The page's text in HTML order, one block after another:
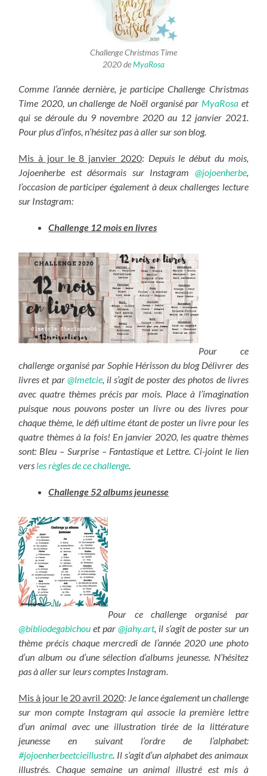
Challenge Christmas Time
2020 deMyaRosa
Comme l’année dernière, je participe Challenge Christmas
Time 2020, un challenge de Noël organisé par MyaRosaet
qui se déroule du 9 novembre 2020 au 12 janvier 2021.
Pour plus d’infos, n’hésitez pas à aller sur son blog.
Mis à jour le 8 janvier 2020: Depuis le début du mois,
Jojoenherbe est désormais sur Instagram @jojoenherbe,
l’occasion de participer également à deux challenges lecture
sur Instagram:
Challenge 12 mois en livres
Pour ce
challenge organisé par Sophie Hérisson du blog Délivrer des
livres et par @lmetcie, il s’agit de poster des photos de livres
avec quatre thèmes précis par mois. Place à l’imagination
puisque nous pouvons poster un livre ou des livres pour
chaque thème, le défi ultime étant de poster un livre pour les
quatre thèmes à la fois! En janvier 2020, les quatre thèmes
sont: Bleu – Surprise – Fantastique et Lettre. Ci-joint le lien
versles règles de ce challenge.
Challenge 52 albums jeunesse
Pour ce challenge organisé par
@bibliodegabichou et par@jahy.art, il s’agit de poster sur un
thème précis chaque mercredi de l’année 2020 une photo
d’un album ou d’une sélection d’albums jeunesse. N’hésitez
pas à aller sur leurs comptes Instagram.
Mis à jour le 20 avril 2020: Je lance également un challenge
sur mon compte Instagram qui associe la première lettre
d’un animal avec une illustration tirée de la littérature
jeunesse en suivant l’ordre de l’alphabet:
#jojoenherbeetcieillustre. Il s’agit d’un alphabet des animaux
illustrés. Chaque semaine un animal illustré est mis à